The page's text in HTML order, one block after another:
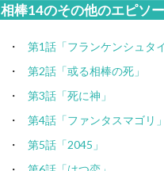
相棒14のその他のエピソ
第1話「フランケンシュタ
第2話「或る相棒の死」
第3話「死に神」
第4話「ファンタスマゴリ」
第5話「2045」